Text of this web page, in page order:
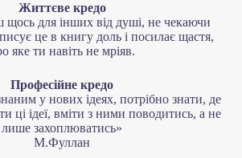
Життєве кредо
для інших від душі, не чекаючи
це в книгу доль і посилає щастя,
яке ти навіть не мріяв.
Професійне кредо
у нових ідеях, потрібно знати, де
ці ідеї, вміти з ними поводитись, а не
лише захоплюватись»
М.Фуллан